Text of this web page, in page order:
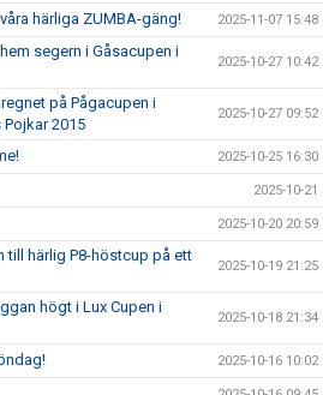
härliga ZUMBA-gäng! 2025-11-07 15:48
segern i Gåsacupen i
2025-10-27 10:42
på Pågacupen i
2015
2025-10-27 09:52
2025-10-25 16:30
2025-10-21
2025-10-20 20:59
till härlig P8-höstcup på ett
2025-10-19 21:25
högt i Lux Cupen i
2025-10-18 21:34
2025-10-16 10:02